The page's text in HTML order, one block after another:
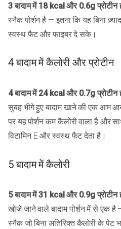
3 बादाम में 18 kcal और 0.6g प्रोटीन
स्नैक पोर्शन है — इतना कि यह बिना
स्वस्थ फैट और फाइबर दे सके।
4 बादाम में कैलोरी और प्रोटीन
4 बादाम में 24 kcal और 0.7g प्रोटीन
सुबह भीगे हुए बादाम खाने की एक आम
पर यह पोर्शन कम कैलोरी वाला है और
विटामिन E और स्वस्थ फैट देता है।
5 बादाम में कैलोरी
5 बादाम में 31 kcal और 0.9g प्रोटीन
खोजे जाने वाले बादाम पोर्शन में से एक है
स्नैक जो बिना अतिरिक्त कैलोरी के पेट